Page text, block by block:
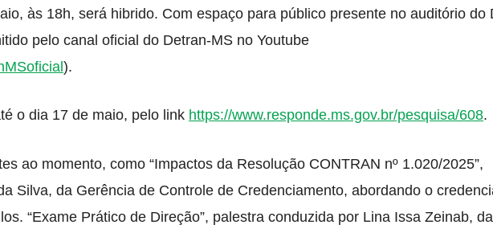
às 18h, será hibrido. Com espaço para público presente no auditório do
pelo canal oficial do Detran-MS no Youtube
).
o dia 17 de maio, pelo link https://www.responde.ms.gov.br/pesquisa/608.
ao momento, como “Impactos da Resolução CONTRAN nº 1.020/2025”,
Silva, da Gerência de Controle de Credenciamento, abordando o
“Exame Prático de Direção”, palestra conduzida por Lina Issa Zeinab, da